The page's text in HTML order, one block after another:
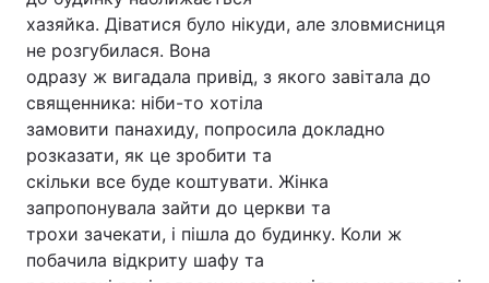
хазяйка. Діватися було нікуди, але зловмисниця
не розгубилася. Вона
одразу ж вигадала привід, з якого завітала до
священника: ніби-то хотіла
замовити панахиду, попросила докладно
розказати, як це зробити та
скільки все буде коштувати. Жінка
запропонувала зайти до церкви та
трохи зачекати, і пішла до будинку. Коли ж
побачила відкриту шафу та